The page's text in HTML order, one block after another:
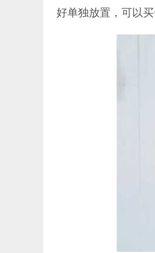
好单独放置，可以